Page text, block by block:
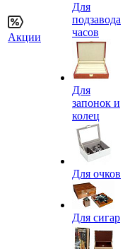
Акции
Для
подзавода
часов
Для
запонок и
колец
Для очков
Для сигар